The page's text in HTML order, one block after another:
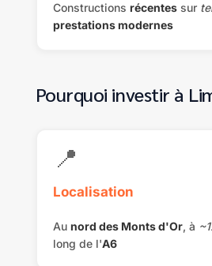
Constructions récentessur
prestations modernes
Pourquoi investir à
📍
Localisation
Au nord des Monts d'Or, à
long de l'A6